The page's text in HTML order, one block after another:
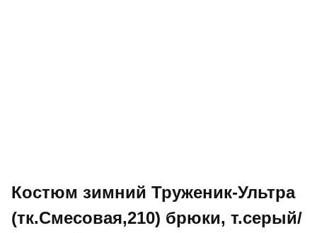
Костюм зимний Труженик-Ультра
(тк.Смесовая,210) брюки, т.серый/